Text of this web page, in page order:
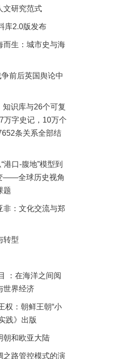
文研究范式
库2.0版发布
而生：城市史与海
前后英国舆论中
识库与26个可复
万字史记，10万个
条关系全部结
港口-腹地”模型到
——全球历史视角
题
非：文化交流与郑
转型
：在海洋之间阅
界经济
权：朝鲜王朝“小
践》出版
朝和欧亚大陆
之路管控模式的演